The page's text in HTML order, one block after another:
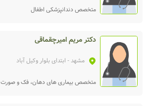
متخصص دندانپزشکی اطفال
دکتر مریم امیرچقماقی
مشهد- ابتدای بلوار وکیل آباد
متخصص بیماری‌ های دهان، فک و صورت